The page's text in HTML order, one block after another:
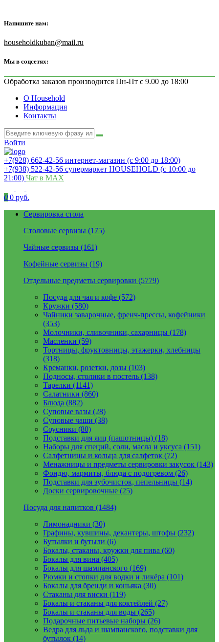
Напишите нам:
householdkuban@mail.ru
Мы в соцсетях:
Обработка заказов производится Пн-Пт с 9.00 до 18:00
О Household
Информация
Контакты
Войти
+7(928) 662-42-56 интернет-магазин (с 9:00 до 18:00)
+7(938) 522-42-56 супермаркет HOUSEHOLD (с 10:00 до
21:00) Чат в MAX
0 0 руб.
Сервировка стола
Столовые сервизы (175)
Чайные сервизы (161)
Кофейные сервизы (19)
Отдельные предметы сервировки (5779)
Посуда для чая и кофе (572)
Кружки (580)
Чайники заварочные, френч-прессы, кофейники
(353)
Молочники, сливочники, сахарницы (178)
Масленки (59)
Тортницы, фруктовницы, этажерки, хлебницы
(318)
Креманки, розетки, дозы (103)
Подносы, столики в постель (138)
Тарелки (1141)
Салатники (860)
Блюда (882)
Суповые вазы (28)
Суповые чаши (38)
Соусники (80)
Подставки для яиц (пашотницы) (18)
Наборы для специй, соли, масла и уксуса (151)
Салфетницы и кольца для салфеток (72)
Менажницы и предметы сервировки закусок (143)
Фондю, мармиты, блюда с подогревом (26)
Подставки для зубочисток, пепельницы (14)
Доски сервировочные (25)
Посуда для напитков (1484)
Лимонадники (30)
Графины, кувшины, декантеры, штофы (232)
Бутылки и бутыли (6)
Бокалы, стаканы, кружки для пива (60)
Бокалы для вина (405)
Бокалы для шампанского (169)
Рюмки и стопки для водки и ликёра (101)
Бокалы для бренди и коньяка (30)
Стаканы для виски (119)
Бокалы и стаканы для коктейлей (27)
Бокалы и стаканы для воды (265)
Подарочные питьевые наборы (26)
Ведра для льда и шампанского, подставки для
бутылок (14)